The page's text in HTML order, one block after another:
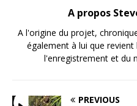
A propos
A l'origine du projet,
également à lui que
l'enregistrement et du
PREVIOUS